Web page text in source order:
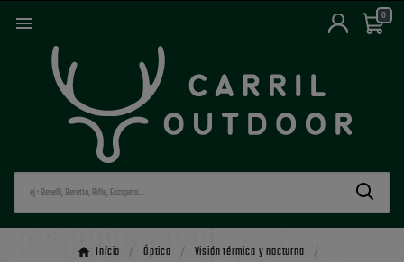
 0
Início Óptica
Visión térmica y nocturna